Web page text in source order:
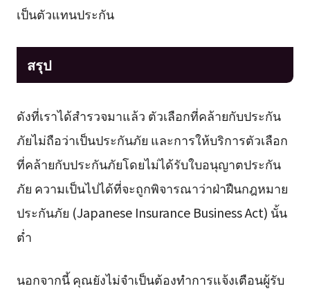
เป็นตัวแทนประกัน
สรุป
ดังที่เราได้สำรวจมาแล้ว ตัวเลือกที่คล้ายกับประกัน
ภัยไม่ถือว่าเป็นประกันภัย และการให้บริการตัวเลือก
ที่คล้ายกับประกันภัยโดยไม่ได้รับใบอนุญาตประกัน
ภัย ความเป็นไปได้ที่จะถูกพิจารณาว่าฝ่าฝืนกฎหมาย
ประกันภัย (Japanese Insurance Business Act) นั้น
ต่ำ
นอกจากนี้ คุณยังไม่จำเป็นต้องทำการแจ้งเตือนผู้รับ